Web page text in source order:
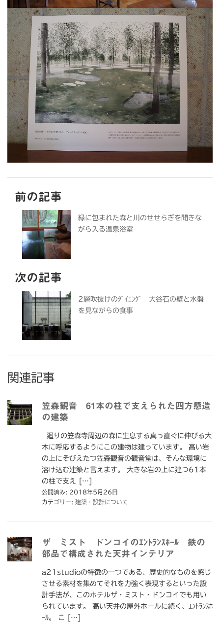
前の記事
緑に包まれた森と川のせせらぎを聞きな
がら入る温泉浴室
次の記事
2層吹抜けのﾀﾞｲﾆﾝｸﾞ 大谷石の壁と水盤
を見ながらの食事
関連記事
笠森観音 61本の柱で支えられた四方懸造
の建築
廻りの笠森寺周辺の森に生息する真っ直ぐに伸びる大
木に呼応するようにこの建物は建っています。 高い岩
の上にそびえたつ笠森観音の観音堂は、そんな環境に
溶け込む建築と言えます。 大きな岩の上に建つ61本
の柱で支え […]
公開済み: 2018年5月26日
カテゴリー: 建築・設計について
ザ ミスト ドンコイのｴﾝﾄﾗﾝｽﾎｰﾙ 鉄の
部品で構成された天井インテリア
a21studioの特徴の一つである、歴史的なものを感じ
させる素材を集めてそれを力強く表現するといった設
計手法が、このホテルザ・ミスト・ドンコイでも用い
られています。 高い天井の屋外ホールに続く、ｴﾝﾄﾗﾝｽﾎ
ｰﾙ。 こ […]